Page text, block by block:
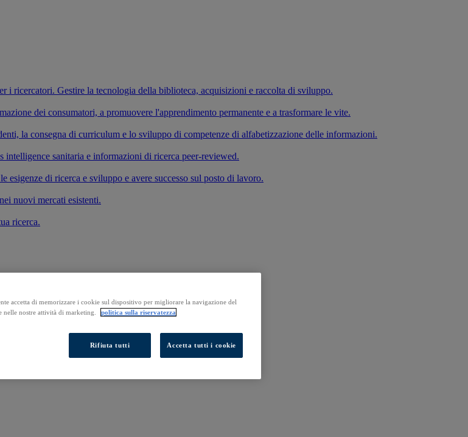
i ricercatori. Gestire la tecnologia della biblioteca, acquisizioni e raccolta di sviluppo.
dei consumatori, a promuovere l'apprendimento permanente e a trasformare le vite.
la consegna di curriculum e lo sviluppo di competenze di alfabetizzazione delle informazioni.
intelligence sanitaria e informazioni di ricerca peer-reviewed.
esigenze di ricerca e sviluppo e avere successo sul posto di lavoro.
nuovi mercati esistenti.
ricerca.
accetta di memorizzare i cookie sul dispositivo per migliorare la navigazione del
nelle nostre attività di marketing.
politica sulla riservatezza
Rifiuta tutti Accetta tutti i cookie